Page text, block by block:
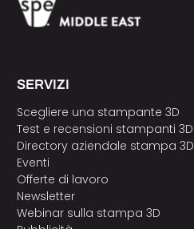
SERVIZI
Scegliere una stampante 3D
Test e recensioni stampanti 3D
Directory aziendale stampa 3D
Eventi
Offerte di lavoro
Newsletter
Webinar sulla stampa 3D